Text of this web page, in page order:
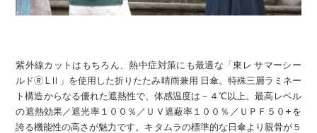
紫外線カットはもちろん、熱中症対策にも最適な「東レ サマーシー
ルド🄬 LⅡ」を使用した折りたたみ晴雨兼用 日傘。特殊三層ラミネー
ト構造からなる優れた遮熱性で、体感温度は－４℃以上。最高レベル
の遮熱効果／遮光率１００％／ＵＶ遮蔽率１００％／ＵＰＦ５０+を
誇る機能性の高さが魅力です。キタムラの標準的な日傘より親骨が５